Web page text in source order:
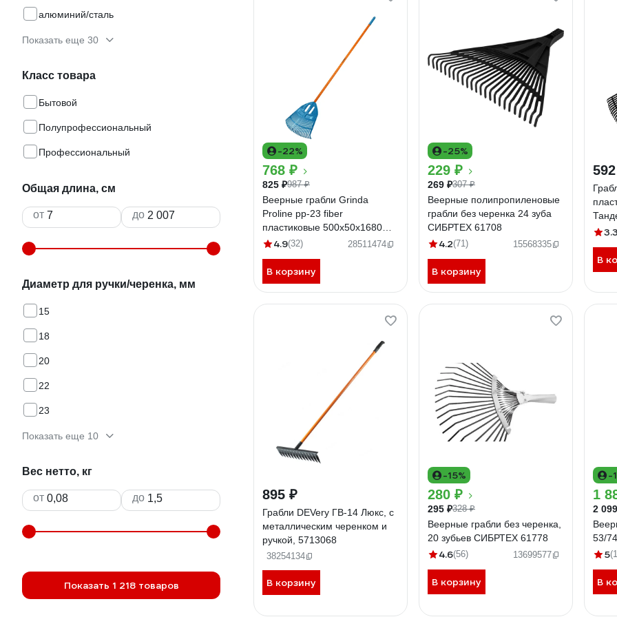
алюминий/сталь
Показать еще 30
Класс товара
Бытовой
Полупрофессиональный
Профессиональный
Общая длина, см
от до
Диаметр для ручки/черенка, мм
15
18
20
22
23
Показать еще 10
Вес нетто, кг
от до
Показать 1 218 товаров
-22%
768 ₽
825 ₽987 ₽
Веерные грабли Grinda
Proline pp-23 fiber
пластиковые 500x50x1680
мм, 23 зубца 421815
4.9(32) 28511474
В корзину
-25%
229 ₽
269 ₽307 ₽
Веерные полипропиленовые
грабли без черенка 24 зуба
СИБРТЕХ 61708
4.2(71) 15568335
В корзину
сорт
3.3
В
895 ₽
Грабли DEVery ГВ-14 Люкс, с
металлическим черенком и
ручкой, 5713068
38254134
В корзину
-15%
280 ₽
295 ₽328 ₽
Веерные грабли без черенка,
20 зубьев СИБРТЕХ 61778
4.6(56) 13699577
В корзину
-
1
2
53/
5
В